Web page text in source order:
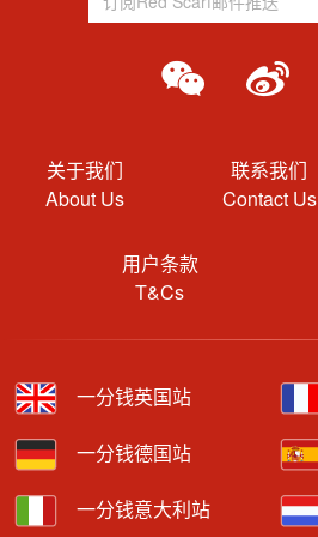
关于我们
About Us
联系我们
Contact Us
用户条款
T&Cs
一分钱英国站
一分钱德国站
一分钱意大利站